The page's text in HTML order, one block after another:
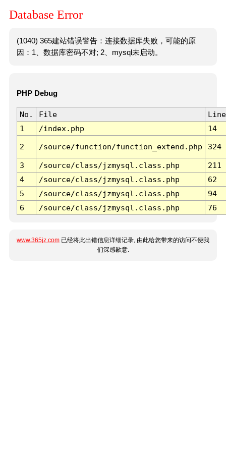
Database Error
(1040) 365建站错误警告：连接数据库失败，可能的原
因：1、数据库密码不对; 2、mysql未启动。
PHP Debug
No. File
Line
1
/index.php 14
2 /source/function/function_extend.php 324
3 /source/class/jzmysql.class.php
211
4
/source/class/jzmysql.class.php
62
5
/source/class/jzmysql.class.php
94
6
/source/class/jzmysql.class.php 76
www.365jz.com 已经将此出错信息详细记录, 由此给您带来的访问不便我
们深感歉意.